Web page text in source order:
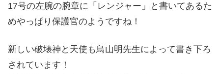
17号の左腕の腕章に「レンジャー」と書いてあるた
めやっぱり保護官のようですね！
新しい破壊神と天使も鳥山明先生によって書き下ろ
されています！